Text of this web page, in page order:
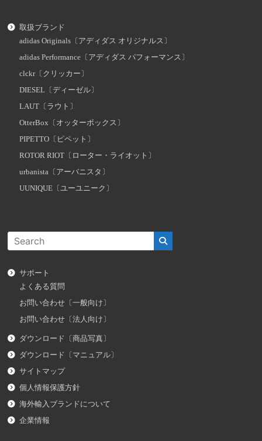
取扱ブランド
adidas Originals〔アディダス オリジナルス〕
adidas Performance〔アディダス パフォーマンス〕
clckr〔クリッカー〕
DIESEL〔ディーゼル〕
LAUT〔ラウト〕
OtterBox〔オッターボックス〕
PIPETTO〔ピペット〕
ROTOR RIOT〔ローター・ライオット〕
urbanista〔アーバニスタ〕
UUNIQUE〔ユーユニーク〕
サポート
よくある質問
お問い合わせ〔一般向け〕
お問い合わせ〔法人向け〕
ダウンロード〔商品写真〕
ダウンロード〔マニュアル〕
サイトマップ
個人情報保護方針
海外輸入ブランドについて
企業情報